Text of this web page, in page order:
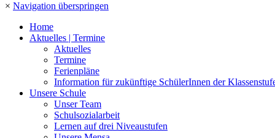
× Navigation überspringen
Home
Aktuelles | Termine
Aktuelles
Termine
Ferienpläne
Information für zukünftige SchülerInnen der
Unsere Schule
Unser Team
Schulsozialarbeit
Lernen auf drei Niveaustufen